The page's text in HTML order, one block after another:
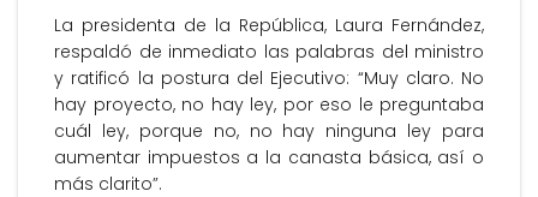
La presidenta de la República, Laura Fernández,
respaldó de inmediato las palabras del ministro
y ratificó la postura del Ejecutivo: “Muy claro. No
hay proyecto, no hay ley, por eso le preguntaba
cuál ley, porque no, no hay ninguna ley para
aumentar impuestos a la canasta básica, así o
más clarito”.